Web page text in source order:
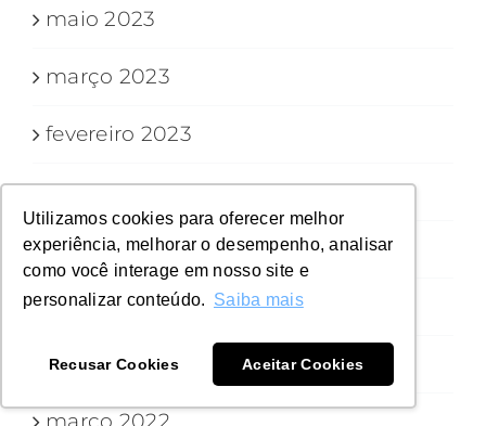
Utilizamos cookies para oferecer melhor
experiência, melhorar o desempenho, analisar
como você interage em nosso site e
personalizar conteúdo. Saiba mais
Recusar Cookies Aceitar Cookies
maio 2023
março 2023
fevereiro 2023
janeiro 2023
outubro 2022
setembro 2022
julho 2022